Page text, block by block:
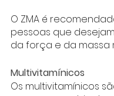
O ZMA é
pessoas que
da força e da massa
Multivitamínicos
Os multivitamínicos